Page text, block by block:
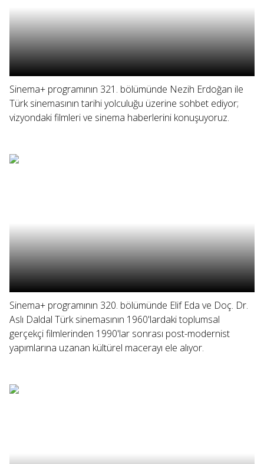
Sinema+ programının 321. bölümünde Nezih Erdoğan ile
Türk sinemasının tarihi yolculuğu üzerine sohbet ediyor;
vizyondaki filmleri ve sinema haberlerini konuşuyoruz.
Sinema+ programının 320. bölümünde Elif Eda ve Doç. Dr.
Aslı Daldal Türk sinemasının 1960'lardaki toplumsal
gerçekçi filmlerinden 1990'lar sonrası post-modernist
yapımlarına uzanan kültürel macerayı ele alıyor.